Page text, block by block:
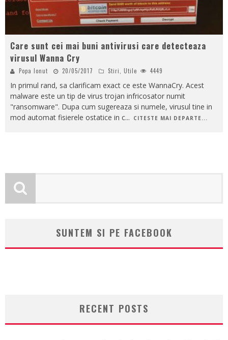
Care sunt cei mai buni antivirusi care detecteaza
virusul Wanna Cry
Popa Ionut 20/05/2017 Stiri, Utile 4449
In primul rand, sa clarificam exact ce este WannaCry. Acest
malware este un tip de virus trojan infricosator numit
"ransomware". Dupa cum sugereaza si numele, virusul tine in
mod automat fisierele ostatice in c... CITESTE MAI DEPARTE...
SUNTEM SI PE FACEBOOK
RECENT POSTS